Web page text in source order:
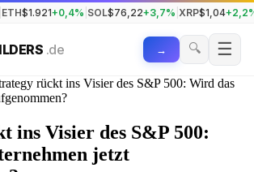
ETH$1.921+0,4% SOL$76,22+3,7% XRP$1,04
.de → 🔍 ☰
rückt ins Visier des S&P 500: Wird das
ins Visier des S&P 500:
jetzt